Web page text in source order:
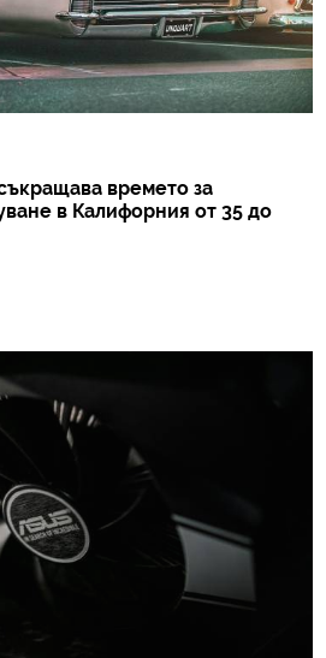
времето за
в Калифорния от 35 до